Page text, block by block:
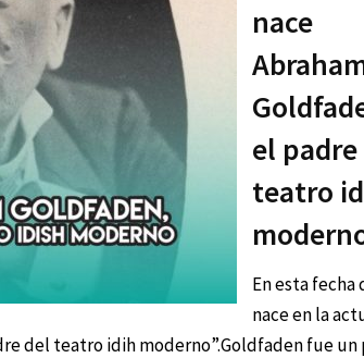
nace
el
teatro
En esta fecha
nace en la
del teatro idih moderno”.Goldfaden fue un